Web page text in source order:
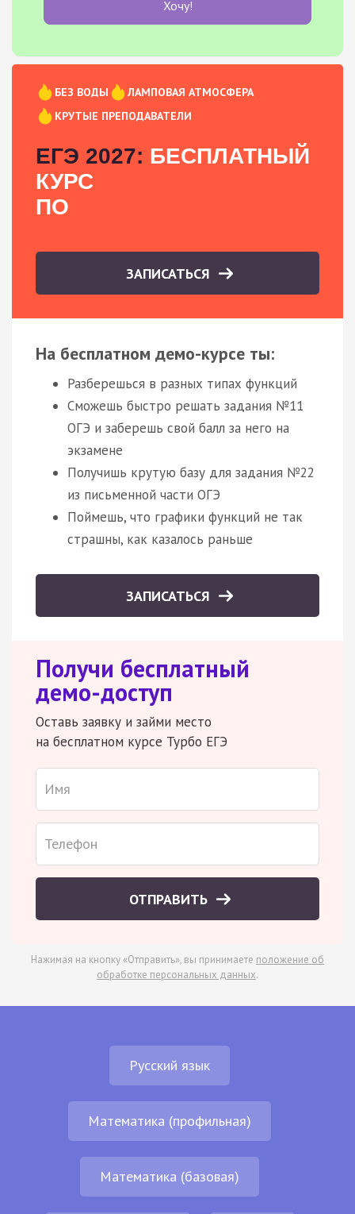
Хочу!
БЕЗ ВОДЫ
ЛАМПОВАЯ АТМОСФЕРА
КРУТЫЕ ПРЕПОДАВАТЕЛИ
ЕГЭ 2027: БЕСПЛАТНЫЙ
КУРС
ПО
ЗАПИСАТЬСЯ
На бесплатном демо-курсе ты:
Разберешься в разных типах функций
Сможешь быстро решать задания №11
ОГЭ и заберешь свой балл за него на
экзамене
Получишь крутую базу для задания №22
из письменной части ОГЭ
Поймешь, что графики функций не так
страшны, как казалось раньше
ЗАПИСАТЬСЯ
Получи бесплатный
демо-доступ
Оставь заявку и займи место
на бесплатном курсе Турбо ЕГЭ
ОТПРАВИТЬ
Нажимая на кнопку «Отправить», вы принимаете положение об
обработке персональных данных.
Русский язык
Математика (профильная)
Математика (базовая)